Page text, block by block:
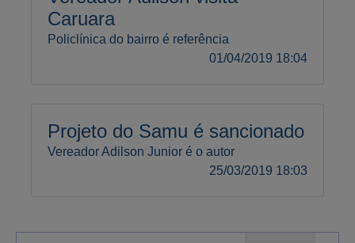
Caruara
Policlínica do bairro é referência
01/04/2019 18:04
Projeto do Samu é sancionado
Vereador Adilson Junior é o autor
25/03/2019 18:03